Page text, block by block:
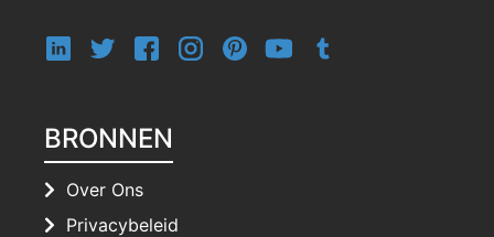
BRONNEN
Over Ons
Privacybeleid